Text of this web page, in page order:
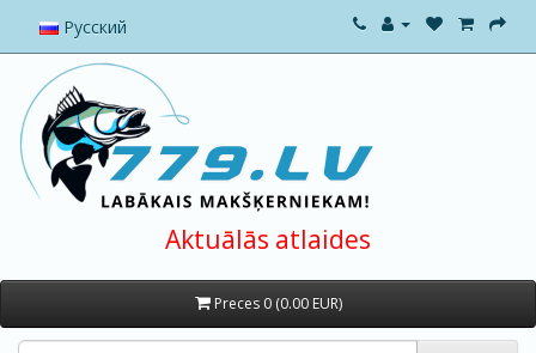
Русский
Aktuālās atlaides
Preces 0 (0.00 EUR)